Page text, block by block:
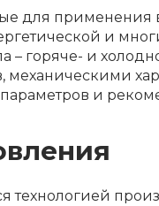
для применения
и
– горяче- и
механическими
и
технологией